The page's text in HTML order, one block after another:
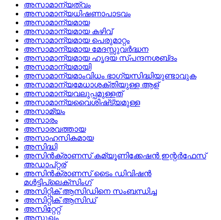
അസാമാന്യത്വം
അസാമാന്യധിഷണാപാടവം
അസാമാന്യമായ
അസാമാന്യമായ കഴിവ്
അസാമാന്യമായ പെരുമാറ്റം
അസാമാന്യമായ മേദസ്സുവര്‍ദ്ധന
അസാമാന്യമായ ഹൃദയ സ്‌പന്ദനശബ്‌ദം
അസാമാന്യമായി
അസാമാന്യമാംവിധം ഭാഗ്യസിദ്ധിയുണ്ടാവുക
അസാമാന്യമേധാശക്തിയുള്ള ആള്
അസാമാന്യവലുപ്പമുള്ളത്
അസാമാന്യവൈശിഷ്‌ട്യമുള്ള
അസാമ്യം
അസാരം
അസാരവത്തായ
അസാഹസികമായ
അസിദ്ധി
അസിന്‍ക്രാണസ്‌ കമ്യൂണിക്കേഷന്‍ ഇന്റര്‍ഫേസ്‌
അഡാപ്‌റ്റര്
അസിന്‍ക്രാണസ്‌ ടൈം ഡിവിഷന്‍
മള്‍ട്ടിപ്ലെക്‌സിംഗ്
അസിറ്റിക്‌ ആസിഡിനെ സംബന്ധിച്ച
അസിറ്റിക്‌ ആസിഡ്
അസിറ്റേറ്റ്
അസുഖം